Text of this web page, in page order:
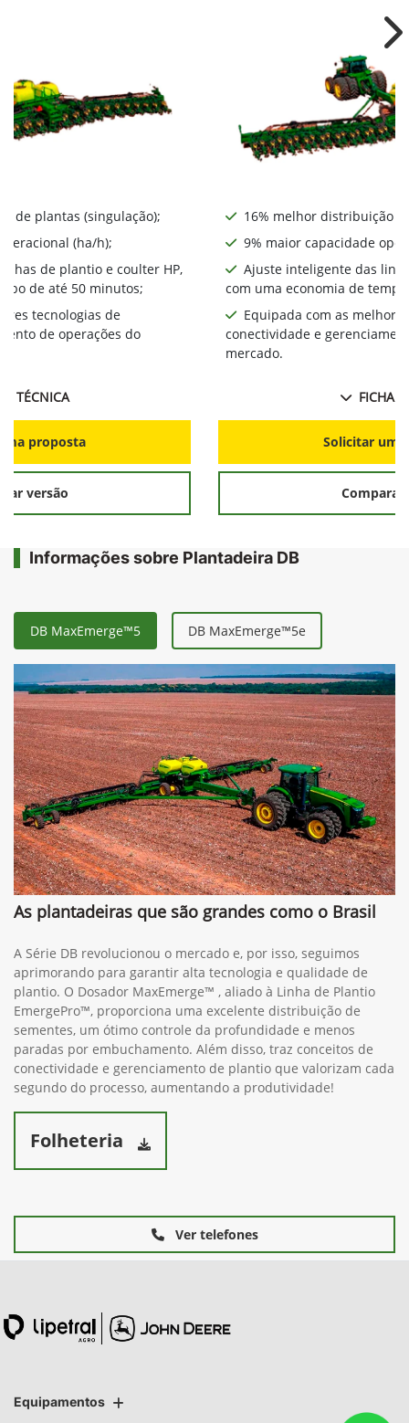
de plantas (singulação);
(ha/h);
de plantio e coulter HP,
de até 50 minutos;
tecnologias de
de operações do
TÉCNICA
proposta
versão
16% melhor distribuição
9% maior capacidade
Ajuste inteligente das
com uma economia de
Equipada com as
conectividade e
mercado.
FICHA
Solicitar
Comparar
Informações sobre Plantadeira DB
DB MaxEmerge™5 DB MaxEmerge™5e
As plantadeiras que são grandes como o Brasil
A Série DB revolucionou o mercado e, por isso, seguimos
aprimorando para garantir alta tecnologia e qualidade de
plantio. O Dosador MaxEmerge™ , aliado à Linha de Plantio
EmergePro™, proporciona uma excelente distribuição de
sementes, um ótimo controle da profundidade e menos
paradas por embuchamento. Além disso, traz conceitos de
conectividade e gerenciamento de plantio que valorizam cada
segundo do processo, aumentando a produtividade!
Folheteria
Ver telefones
Equipamentos